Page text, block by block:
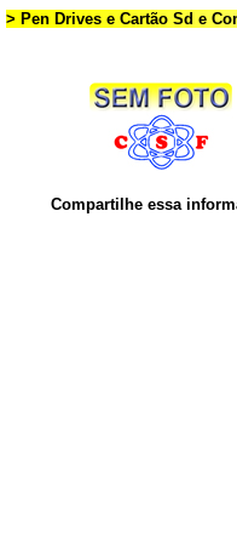
> Pen Drives e Cartão Sd e
Compartilhe essa